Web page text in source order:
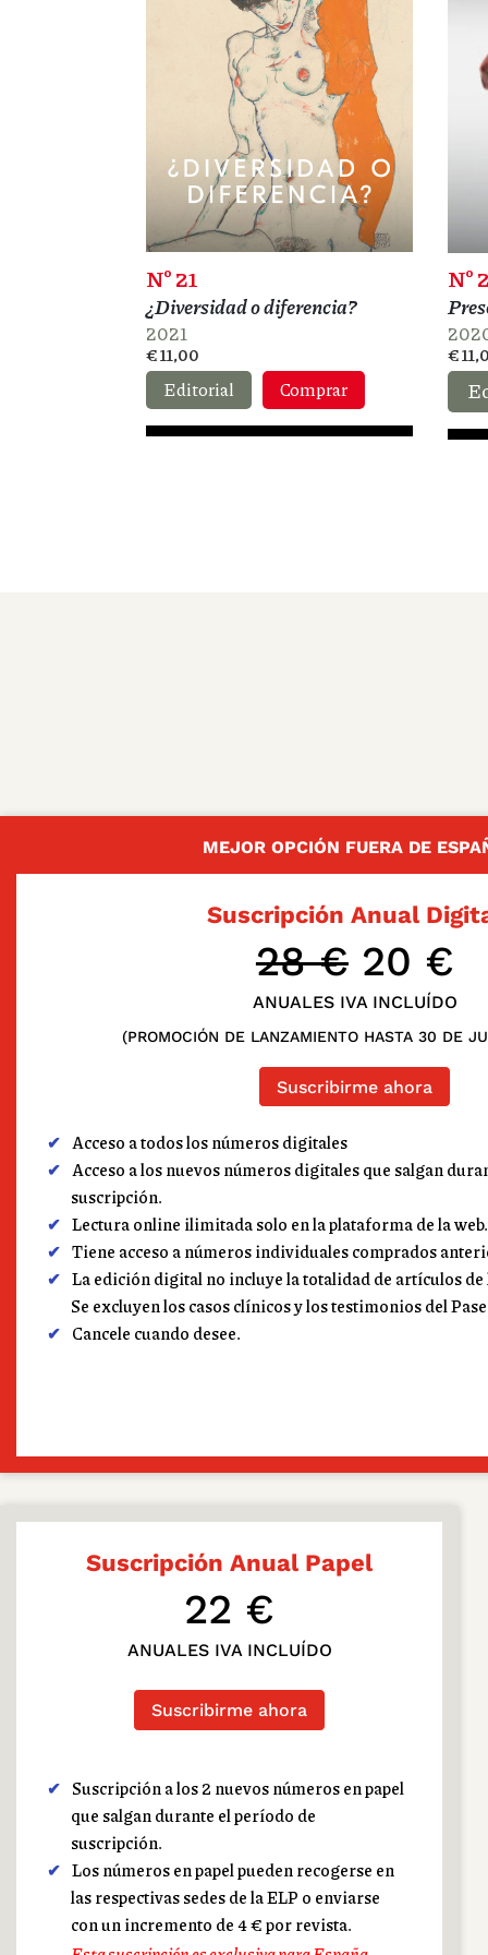
Nº 21
¿Diversidad o diferencia?
2021
€ 11,00
Editorial Comprar
Nº
€
MEJOR OPCIÓN FUERA DE
Suscripción Anual
28 €20 €
ANUALES IVA INCLUÍDO
(PROMOCIÓN DE LANZAMIENTO HASTA 30 DE
Suscribirme ahora
Acceso a todos los números digitales
Acceso a los nuevos números digitales que salgan
suscripción.
Lectura online ilimitada solo en la plataforma de la web.
Tiene acceso a números individuales comprados
La edición digital no incluye la totalidad de artículos
Se excluyen los casos clínicos y los testimonios del
Cancele cuando desee.
Suscripción Anual Papel
22 €
ANUALES IVA INCLUÍDO
Suscribirme ahora
Suscripción a los 2 nuevos números en papel
que salgan durante el período de
suscripción.
Los números en papel pueden recogerse en
las respectivas sedes de la ELP o enviarse
con un incremento de 4 € por revista.